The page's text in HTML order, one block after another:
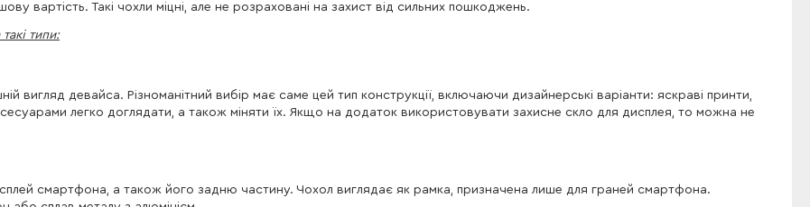
вартість. Такі чохли міцні, але не розраховані на захист від сильних пошкоджень.
типи:
вигляд девайса. Різноманітний вибір має саме цей тип конструкції, включаючи дизайнерські варіанти: яскраві принти,
легко доглядати, а також міняти їх. Якщо на додаток використовувати захисне скло для дисплея, то можна не
смартфона, а також його задню частину. Чохол виглядає як рамка, призначена лише для граней смартфона.